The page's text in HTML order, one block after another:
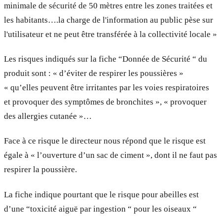
minimale de sécurité de 50 mètres entre les zones traitées et
les habitants….la charge de l'information au public pèse sur
l'utilisateur et ne peut être transférée à la collectivité locale »
Les risques indiqués sur la fiche “Donnée de Sécurité “ du
produit sont : « d’éviter de respirer les poussières »
« qu’elles peuvent être irritantes par les voies respiratoires
et provoquer des symptômes de bronchites », « provoquer
des allergies cutanée »…
Face à ce risque le directeur nous répond que le risque est
égale à « l’ouverture d’un sac de ciment », dont il ne faut pas
respirer la poussière.
La fiche indique pourtant que le risque pour abeilles est
d’une “toxicité aiguë par ingestion “ pour les oiseaux “